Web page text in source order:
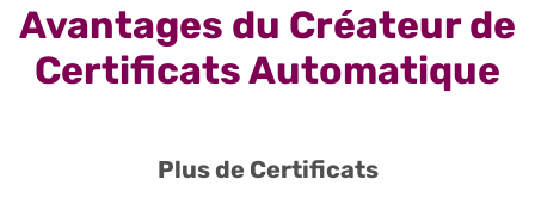
Avantages du Créateur de
Certificats Automatique
Plus de Certificats